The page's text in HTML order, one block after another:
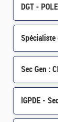
Spécialiste